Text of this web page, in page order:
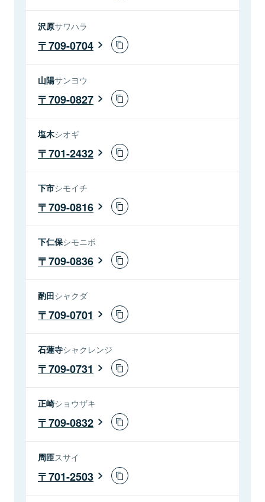
沢原サワハラ
709-0704
山陽サンヨウ
709-0827
塩木シオギ
701-2432
下市シモイチ
709-0816
下仁保シモニボ
709-0836
酌田シャクダ
709-0701
石蓮寺シャクレンジ
709-0731
正崎ショウザキ
709-0832
周匝スサイ
701-2503